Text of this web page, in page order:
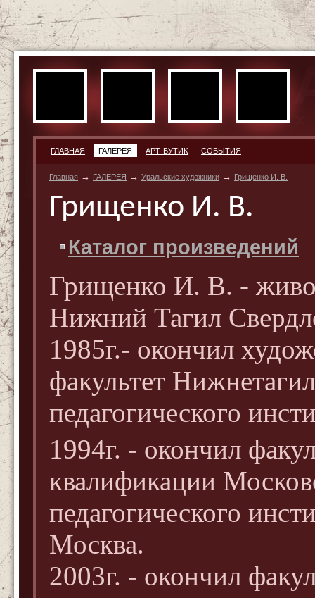
ГЛАВНАЯ ГАЛЕРЕЯ АРТ-БУТИК СОБЫТИЯ
Главная → ГАЛЕРЕЯ → Уральские художники → Грищенко И. В.
Грищенко И. В.
Каталог произведений
Грищенко И. В. -
Нижний Тагил
1985г.- окончил
факультет
педагогического
1994г. - окончил
квалификации
педагогического
Москва.
2003г. - окончил